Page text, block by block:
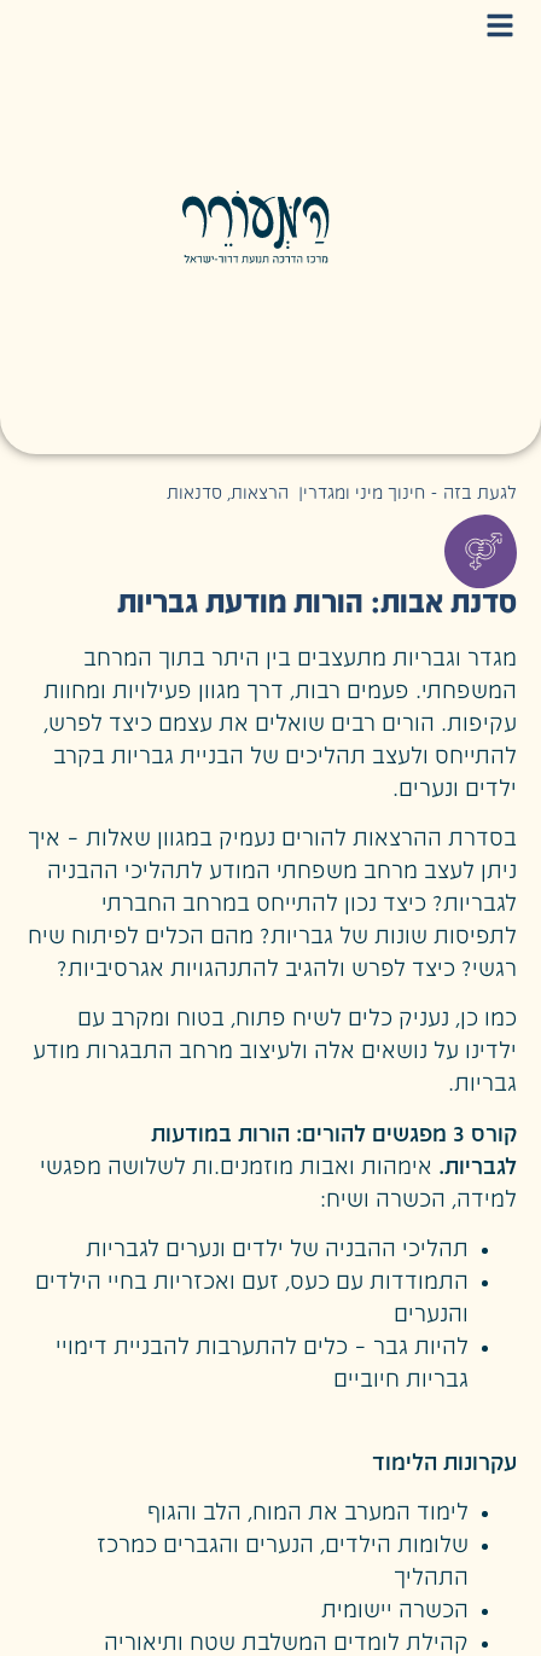
לגעת בזה - חינוך מיני ומגדרי| הרצאות סדנאות
סדנת אבות: הורות מודעת גבריות
מגדר וגבריות מתעצבים בין היתר בתוך המרחב
המשפחתי. פעמים רבות, דרך מגוון פעילויות ומחוות
עקיפות. הורים רבים שואלים את עצמם כיצד לפרש,
להתייחס ולעצב תהליכים של הבניית גבריות בקרב
ילדים ונערים.
בסדרת ההרצאות להורים נעמיק במגוון שאלות – איך
ניתן לעצב מרחב משפחתי המודע לתהליכי ההבניה
לגבריות? כיצד נכון להתייחס במרחב החברתי
לתפיסות שונות של גבריות? מהם הכלים לפיתוח שיח
רגשי? כיצד לפרש ולהגיב להתנהגויות אגרסיביות?
כמו כן, נעניק כלים לשיח פתוח, בטוח ומקרב עם
ילדינו על נושאים אלה ולעיצוב מרחב התבגרות מודע
גבריות.
קורס 3 מפגשים להורים: הורות במודעות
לגבריות. אימהות ואבות מוזמנים.ות לשלושה מפגשי
למידה, הכשרה ושיח:
תהליכי ההבניה של ילדים ונערים לגבריות
התמודדות עם כעס, זעם ואכזריות בחיי הילדים
והנערים
להיות גבר – כלים להתערבות להבניית דימויי
גבריות חיוביים
עקרונות הלימוד
לימוד המערב את המוח, הלב והגוף
שלומות הילדים, הנערים והגברים כמרכז
התהליך
הכשרה יישומית
קהילת לומדים המשלבת שטח ותיאוריה